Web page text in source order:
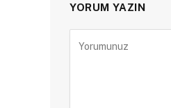
YORUM YAZIN